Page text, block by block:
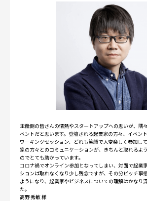
主催側の皆さんの情熱やスタートアップへの思いが、隅
ベントだと思います。登壇される起業家の方々、イベン
ワーキングセッション、どれも笑顔で大変楽しく参加し
家の方々とのコミュニケーションが、きちんと取れるよ
のでとても助かっています。
コロナ禍でオンライン参加となってしまい、対面で起業
ションは取れなくなり少し残念ですが、その分ピッチ事
ようになり、起業家やビジネスについての理解はかなり
た。
高野 秀敏 様